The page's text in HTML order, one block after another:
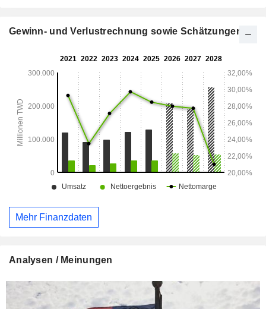
Gewinn- und Verlustrechnung sowie Schätzungen
Mehr Finanzdaten
Analysen / Meinungen